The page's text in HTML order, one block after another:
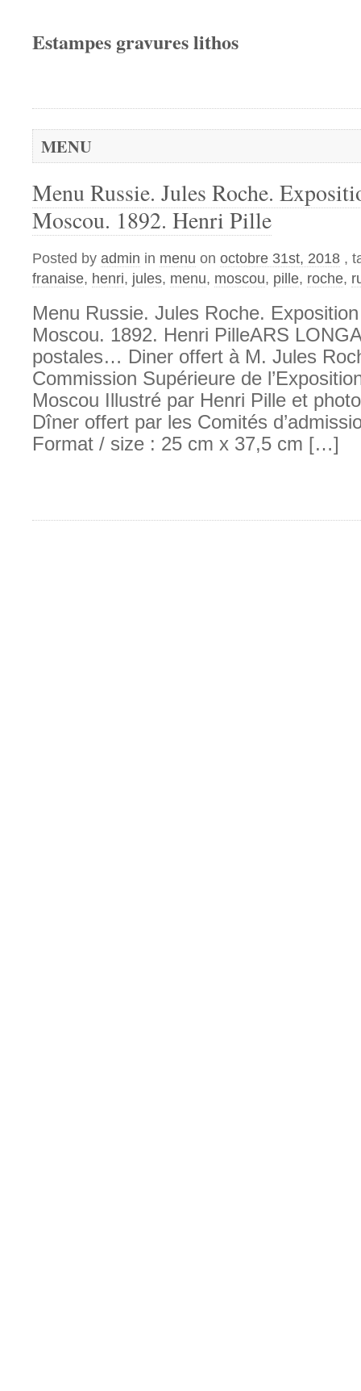
Estampes gravures lithos
MENU
Menu Russie. Jules Roche.
Moscou. 1892. Henri Pille
Posted by admin in menu on octobre 31st, 2018 ,
franaise, henri, jules, menu, moscou, pille, roche,
Menu Russie. Jules Roche.
Moscou. 1892. Henri PilleARS
postales… Diner offert à M. Jules
Commission Supérieure de
Moscou Illustré par Henri Pille et
Dîner offert par les Comités
Format / size : 25 cm x 37,5 cm […]